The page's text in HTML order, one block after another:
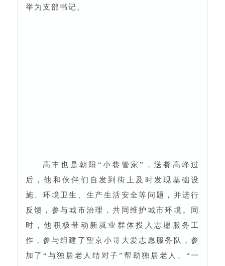
举为支部书记。
高丰也是朝阳“小巷管家”，送餐高峰过
后，他和伙伴们自发到街上及时发现基础设
施、环境卫生、生产生活安全等问题，并进行
反馈，参与城市治理，共同维护城市环境。同
时，他积极带动新就业群体投入志愿服务工
作，参与组建了望京小哥大爱志愿服务队，参
加了“与独居老人结对子”帮助独居老人、“一